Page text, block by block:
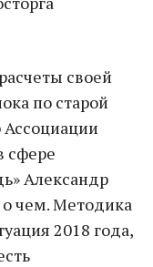
своей
по старой
сфере
Александр
о чем. Методика
2018 года,